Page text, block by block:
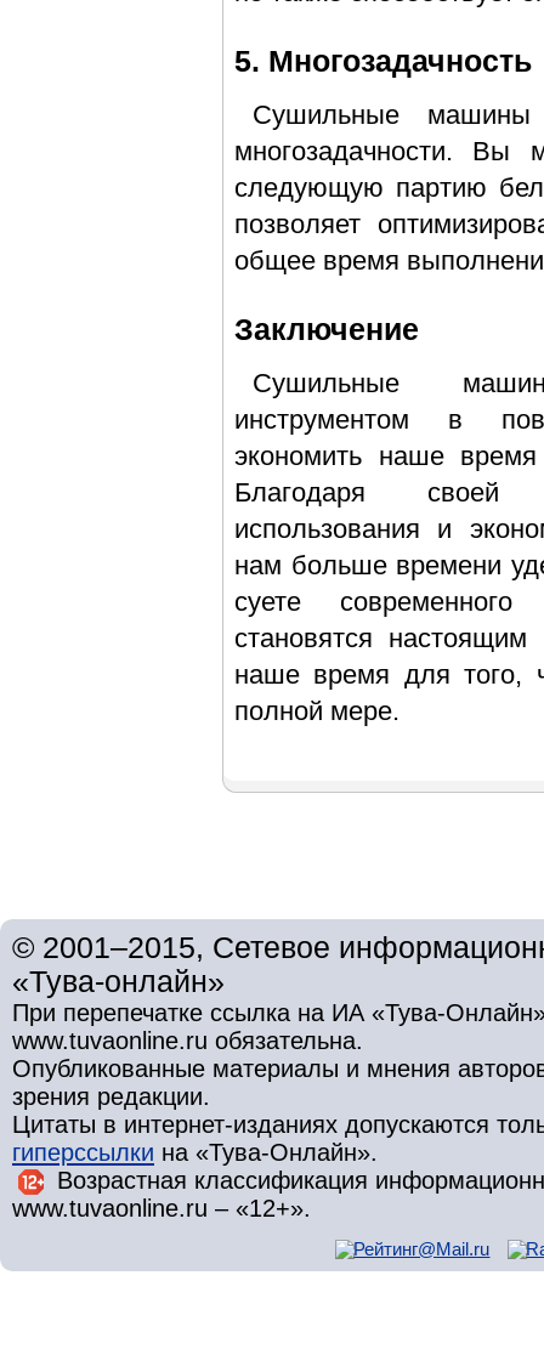
5. Многозадачность
Сушильные машины
многозадачности. Вы
следующую партию
позволяет
общее время
Заключение
Сушильные
инструментом в
экономить наше
Благодаря своей
использования и
нам больше времени
суете
становятся
наше время для того,
полной мере.
© 2001–2015, Сетевое
«Тува-онлайн»
При перепечатке ссылка на ИА «Тува-
www.tuvaonline.ru обязательна.
Опубликованные материалы и мнения
зрения редакции.
Цитаты в интернет-изданиях допускаются
гиперссылки на «Тува-Онлайн».
Возрастная классификация
www.tuvaonline.ru – «12+».